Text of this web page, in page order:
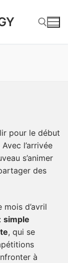
pour le début
l’arrivée
s’animer
des
d’avril
simple
, qui se
à